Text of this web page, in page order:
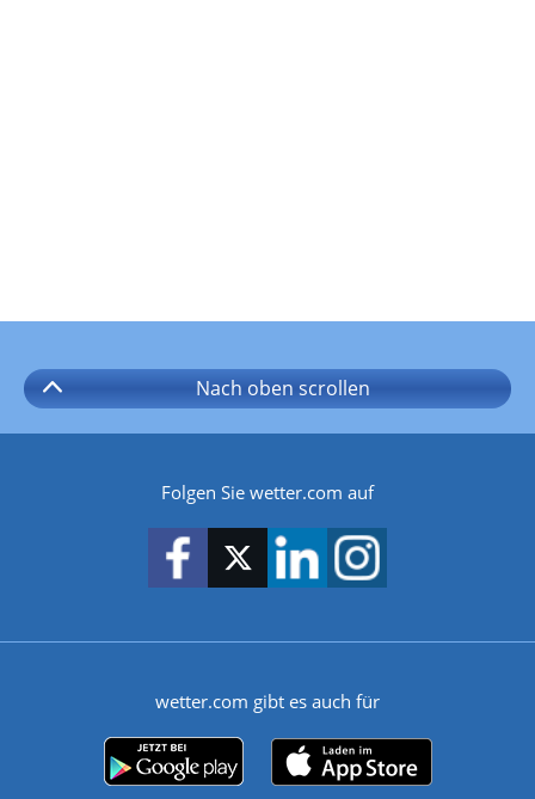
Nach oben scrollen
Folgen Sie wetter.com auf
wetter.com gibt es auch für